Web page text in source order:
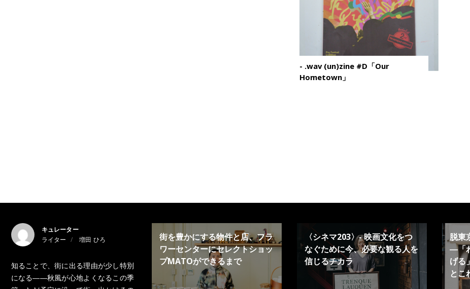
- .wav (un)zine #D「Our
Hometown」
キュレーター
ライター
増田 ひろ
知ることで、街に出る理由が少し特別
になる――秋風が心地よくなるこの季
街を豊かにする物件と店、フラ
ワーセンターにセレクトショッ
プMATOができるまで
〈シネマ203〉- 映画文化をつ
なぐために今、必要な観る人を
信じるチカラ
脱東
―「
げる
とこ